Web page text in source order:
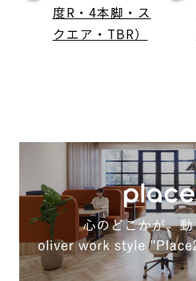
度R・4本脚・ス
クエア・TBR）